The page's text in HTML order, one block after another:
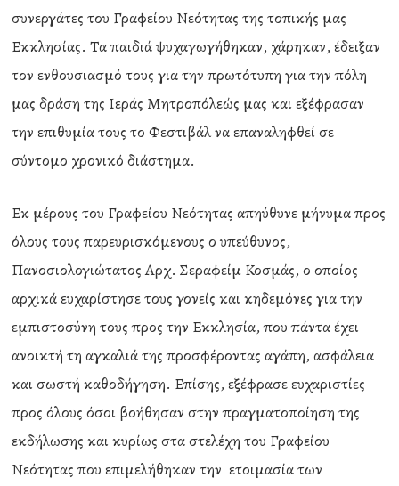
συνεργάτες του Γραφείου Νεότητας της τοπικής μας
Εκκλησίας. Τα παιδιά ψυχαγωγήθηκαν, χάρηκαν, έδειξαν
τον ενθουσιασμό τους για την πρωτότυπη για την πόλη
μας δράση της Ιεράς Μητροπόλεώς μας και εξέφρασαν
την επιθυμία τους το Φεστιβάλ να επαναληφθεί σε
σύντομο χρονικό διάστημα.
Εκ μέρους του Γραφείου Νεότητας απηύθυνε μήνυμα προς
όλους τους παρευρισκόμενους ο υπεύθυνος,
Πανοσιολογιώτατος Αρχ. Σεραφείμ Κοσμάς, ο οποίος
αρχικά ευχαρίστησε τους γονείς και κηδεμόνες για την
εμπιστοσύνη τους προς την Εκκλησία, που πάντα έχει
ανοικτή τη αγκαλιά της προσφέροντας αγάπη, ασφάλεια
και σωστή καθοδήγηση. Επίσης, εξέφρασε ευχαριστίες
προς όλους όσοι βοήθησαν στην πραγματοποίηση της
εκδήλωσης και κυρίως στα στελέχη του Γραφείου
Νεότητας που επιμελήθηκαν την ετοιμασία των